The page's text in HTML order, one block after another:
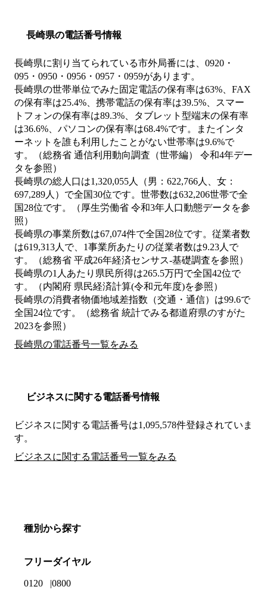
長崎県の電話番号情報
長崎県に割り当てられている市外局番には、0920・
095・0950・0956・0957・0959があります。
長崎県の世帯単位でみた固定電話の保有率は63%、FAX
の保有率は25.4%、携帯電話の保有率は39.5%、スマー
トフォンの保有率は89.3%、タブレット型端末の保有率
は36.6%、パソコンの保有率は68.4%です。またインタ
ーネットを誰も利用したことがない世帯率は9.6%で
す。（総務省 通信利用動向調査（世帯編） 令和4年デー
タを参照）
長崎県の総人口は1,320,055人（男：622,766人、女：
697,289人）で全国30位です。世帯数は632,206世帯で全
国28位です。（厚生労働省 令和3年人口動態データを参
照）
長崎県の事業所数は67,074件で全国28位です。従業者数
は619,313人で、1事業所あたりの従業者数は9.23人で
す。（総務省 平成26年経済センサス‐基礎調査を参照）
長崎県の1人あたり県民所得は265.5万円で全国42位で
す。（内閣府 県民経済計算(令和元年度)を参照）
長崎県の消費者物価地域差指数（交通・通信）は99.6で
全国24位です。（総務省 統計でみる都道府県のすがた
2023を参照）
長崎県の電話番号一覧をみる
ビジネスに関する電話番号情報
ビジネスに関する電話番号は1,095,578件登録されていま
す。
ビジネスに関する電話番号一覧をみる
種別から探す
フリーダイヤル
0120 0800